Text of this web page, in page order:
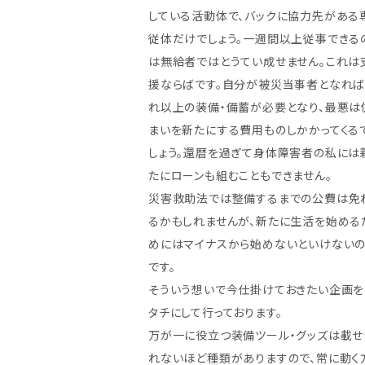
している活動体で、バックに協力先がある
従体だけでしょう。一週間以上従事できる
は無給者ではとうてい成せません。これは
援ならばです。自分が被災当事者となれ
れ以上の装備・備蓄が必要となり、最悪は
まいを新たにする費用ものしかかってくる
しょう。還暦を過ぎて身体障害者の私には
たにローンも組むこともできません。
災害救助法では整備するまでの公費は免
るかもしれませんが、新たに生活を始める
めにはマイナスから始めないといけないの
です。
そういう想いで今仕掛けておきたい企画を
タチにして行っております。
万が一に役立つ装備ツール・グッズは載せ
れないほど種類がありますので、常に動く